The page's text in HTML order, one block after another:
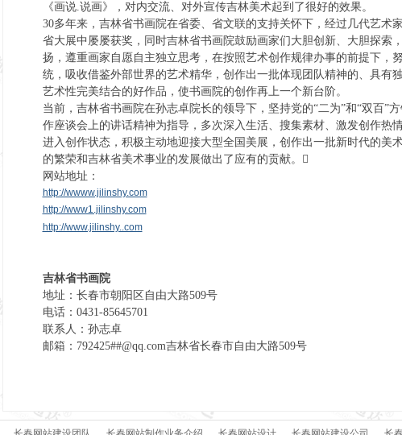
《画说.说画》，对内交流、对外宣传吉林美术起到了很好的效果。
30多年来，吉林省书画院在省委、省文联的支持关怀下，经过几代艺术
省大展中屡屡获奖，同时吉林省书画院鼓励画家们大胆创新、大胆探索
扬，遵重画家自愿自主独立思考，在按照艺术创作规律办事的前提下，
统，吸收借鉴外部世界的艺术精华，创作出一批体现团队精神的、具有
艺术性完美结合的好作品，使书画院的创作再上一个新台阶。
当前，吉林省书画院在孙志卓院长的领导下，坚持党的“二为”和“双百”
作座谈会上的讲话精神为指导，多次深入生活、搜集素材、激发创作热
进入创作状态，积极主动地迎接大型全国美展，创作出一批新时代的美
的繁荣和吉林省美术事业的发展做出了应有的贡献。
网站地址：
http://wwww.jilinshy.com
http://www1.jilinshy.com
http://www.jilinshy..com
吉林省书画院
地址：长春市朝阳区自由大路509号
电话：0431-85645701
联系人：孙志卓
邮箱：792425##@qq.com吉林省长春市自由大路509号